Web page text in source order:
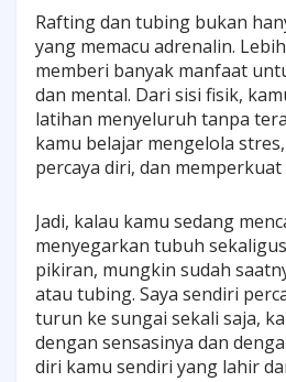
Rafting dan tubing bukan
yang memacu adrenalin.
memberi banyak manfaat
dan mental. Dari sisi fisik,
latihan menyeluruh tanpa
kamu belajar mengelola
percaya diri, dan
Jadi, kalau kamu sedang
menyegarkan tubuh
pikiran, mungkin sudah
atau tubing. Saya sendiri
turun ke sungai sekali saja,
dengan sensasinya dan
diri kamu sendiri yang lahir